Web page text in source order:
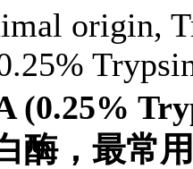
origin,
(0.25%
酶，最常